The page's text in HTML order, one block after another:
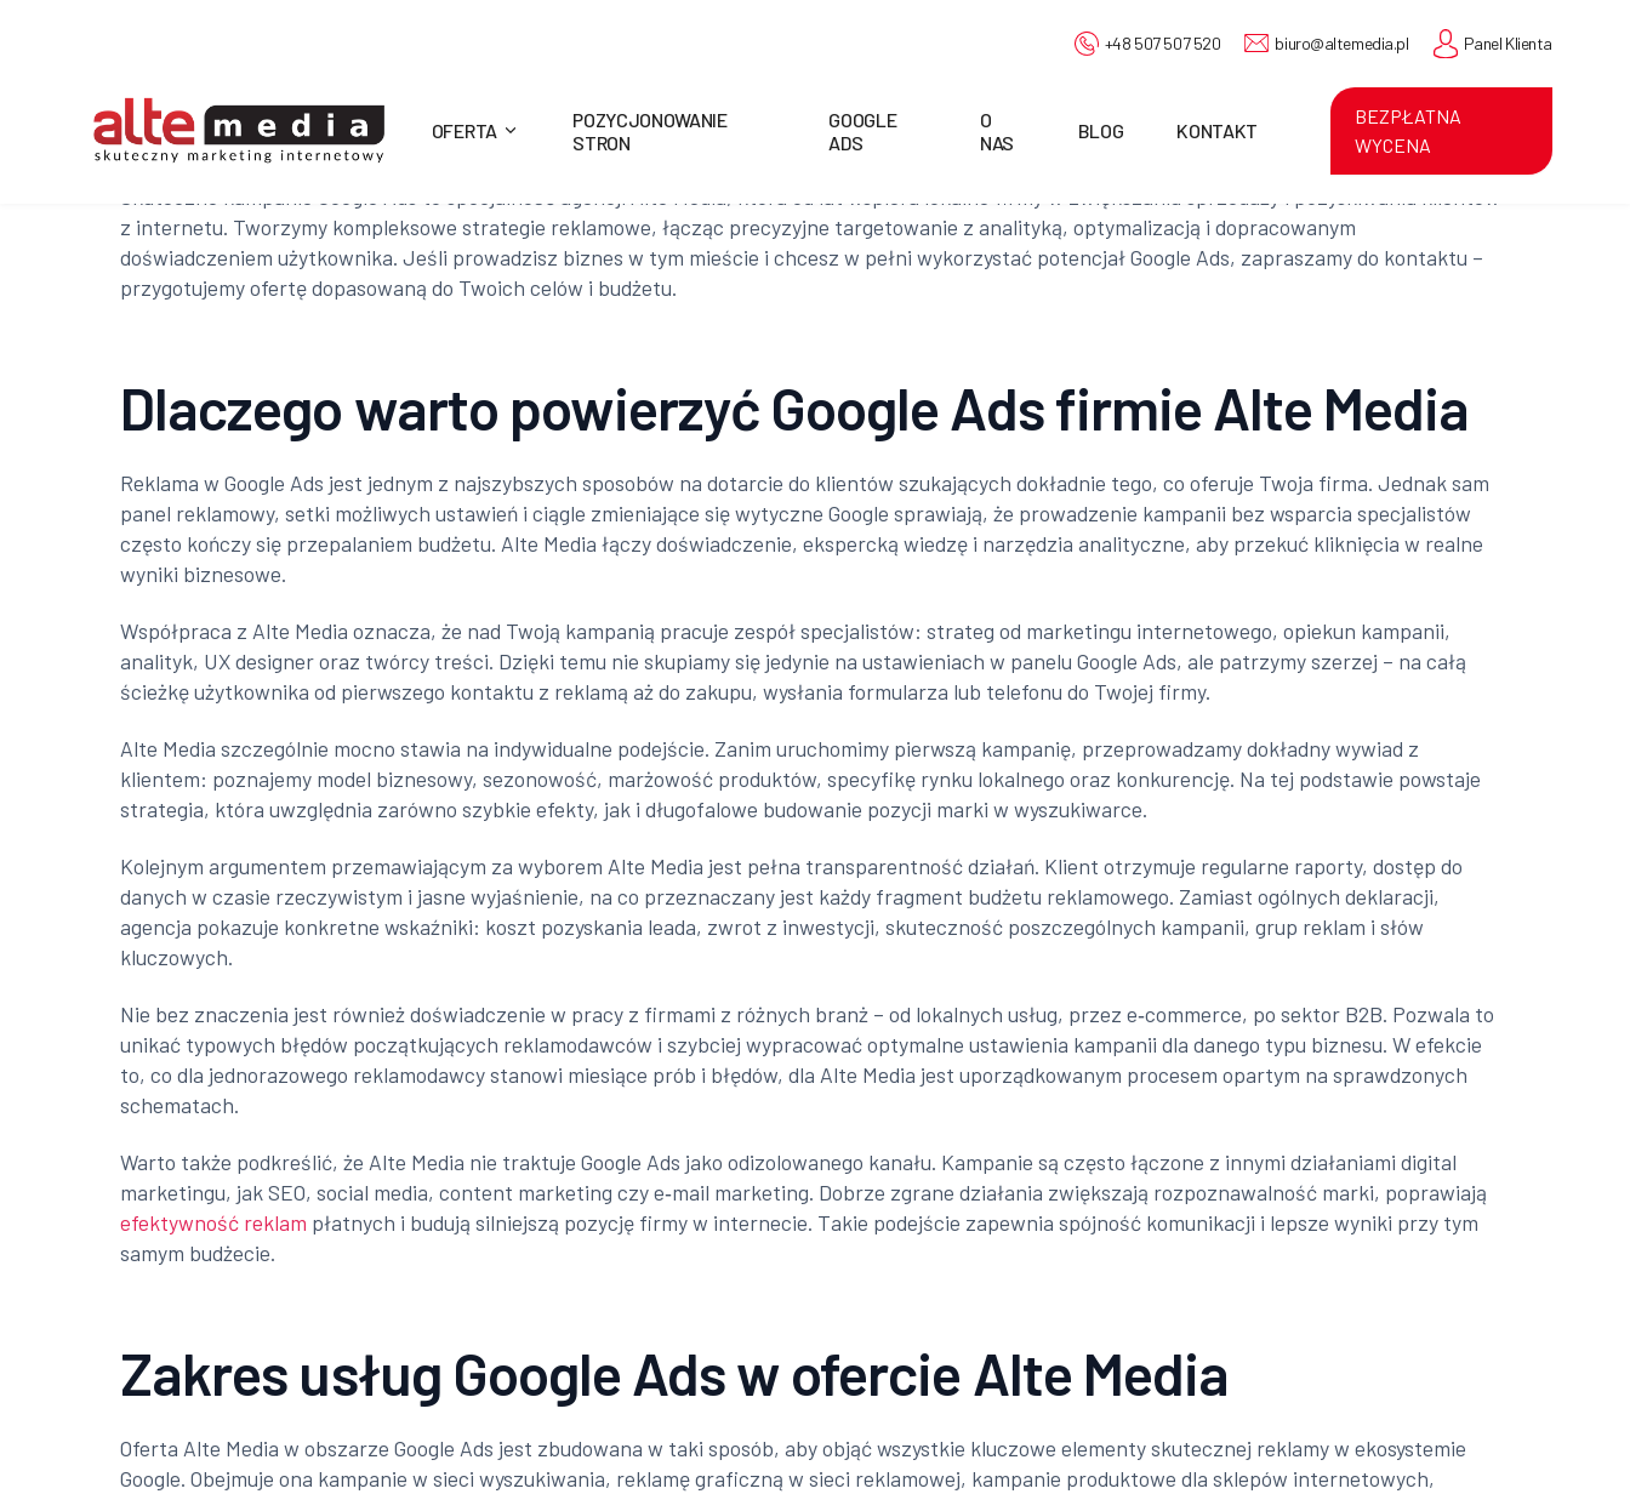
Alte
Media
+48 507 507 520 biuro@altemedia.pl Panel Klienta
OFERTA
POZYCJONOWANIE
STRON
GOOGLE
ADS
O
NAS
BLOG KONTAKT
BEZPŁATNA
WYCENA
Skuteczne kampanie Google Ads to specjalność agencji Alte Media, która od lat wspiera lokalne firmy w zwiększaniu sprzedaży i pozyskiwaniu klientów
z internetu. Tworzymy kompleksowe strategie reklamowe, łącząc precyzyjne targetowanie z analityką, optymalizacją i dopracowanym
doświadczeniem użytkownika. Jeśli prowadzisz biznes w tym mieście i chcesz w pełni wykorzystać potencjał Google Ads, zapraszamy do kontaktu –
przygotujemy ofertę dopasowaną do Twoich celów i budżetu.
Dlaczego warto powierzyć Google Ads firmie Alte Media
Reklama w Google Ads jest jednym z najszybszych sposobów na dotarcie do klientów szukających dokładnie tego, co oferuje Twoja firma. Jednak sam
panel reklamowy, setki możliwych ustawień i ciągle zmieniające się wytyczne Google sprawiają, że prowadzenie kampanii bez wsparcia specjalistów
często kończy się przepalaniem budżetu. Alte Media łączy doświadczenie, ekspercką wiedzę i narzędzia analityczne, aby przekuć kliknięcia w realne
wyniki biznesowe.
Współpraca z Alte Media oznacza, że nad Twoją kampanią pracuje zespół specjalistów: strateg od marketingu internetowego, opiekun kampanii,
analityk, UX designer oraz twórcy treści. Dzięki temu nie skupiamy się jedynie na ustawieniach w panelu Google Ads, ale patrzymy szerzej – na całą
ścieżkę użytkownika od pierwszego kontaktu z reklamą aż do zakupu, wysłania formularza lub telefonu do Twojej firmy.
Alte Media szczególnie mocno stawia na indywidualne podejście. Zanim uruchomimy pierwszą kampanię, przeprowadzamy dokładny wywiad z
klientem: poznajemy model biznesowy, sezonowość, marżowość produktów, specyfikę rynku lokalnego oraz konkurencję. Na tej podstawie powstaje
strategia, która uwzględnia zarówno szybkie efekty, jak i długofalowe budowanie pozycji marki w wyszukiwarce.
Kolejnym argumentem przemawiającym za wyborem Alte Media jest pełna transparentność działań. Klient otrzymuje regularne raporty, dostęp do
danych w czasie rzeczywistym i jasne wyjaśnienie, na co przeznaczany jest każdy fragment budżetu reklamowego. Zamiast ogólnych deklaracji,
agencja pokazuje konkretne wskaźniki: koszt pozyskania leada, zwrot z inwestycji, skuteczność poszczególnych kampanii, grup reklam i słów
kluczowych.
Nie bez znaczenia jest również doświadczenie w pracy z firmami z różnych branż – od lokalnych usług, przez e‑commerce, po sektor B2B. Pozwala to
unikać typowych błędów początkujących reklamodawców i szybciej wypracować optymalne ustawienia kampanii dla danego typu biznesu. W efekcie
to, co dla jednorazowego reklamodawcy stanowi miesiące prób i błędów, dla Alte Media jest uporządkowanym procesem opartym na sprawdzonych
schematach.
Warto także podkreślić, że Alte Media nie traktuje Google Ads jako odizolowanego kanału. Kampanie są często łączone z innymi działaniami digital
marketingu, jak SEO, social media, content marketing czy e‑mail marketing. Dobrze zgrane działania zwiększają rozpoznawalność marki, poprawiają
efektywność reklam płatnych i budują silniejszą pozycję firmy w internecie. Takie podejście zapewnia spójność komunikacji i lepsze wyniki przy tym
samym budżecie.
Zakres usług Google Ads w ofercie Alte Media
Oferta Alte Media w obszarze Google Ads jest zbudowana w taki sposób, aby objąć wszystkie kluczowe elementy skutecznej reklamy w ekosystemie
Google. Obejmuje ona kampanie w sieci wyszukiwania, reklamę graficzną w sieci reklamowej, kampanie produktowe dla sklepów internetowych,